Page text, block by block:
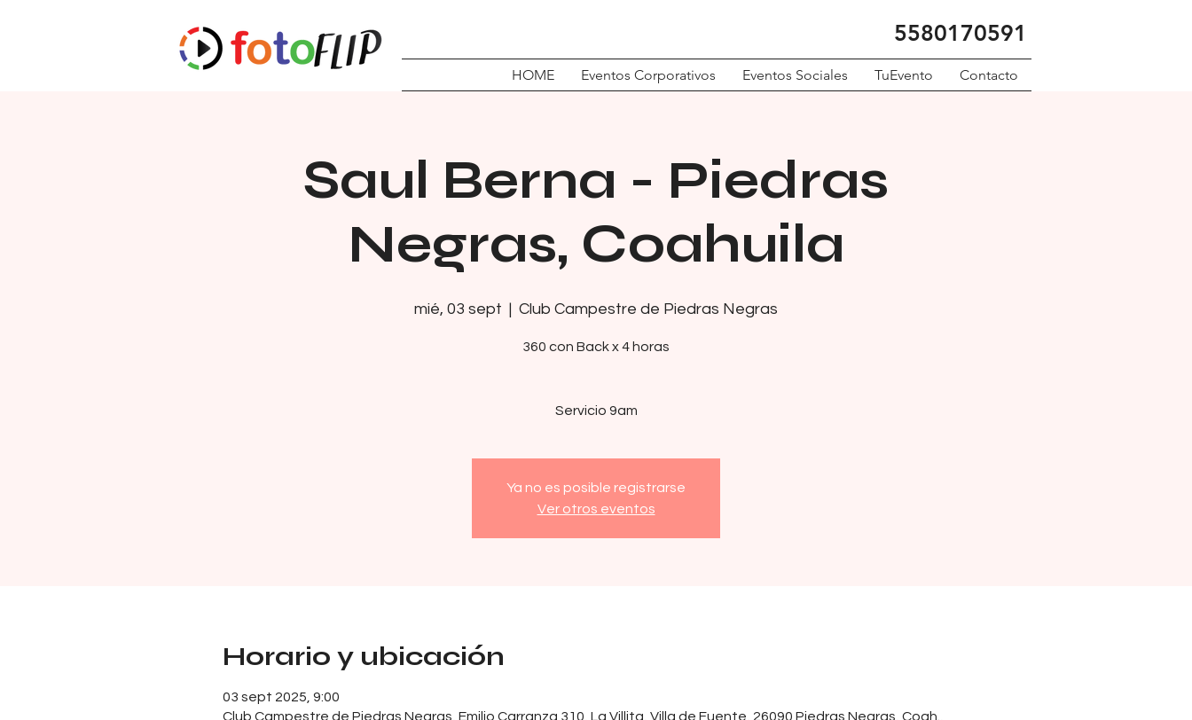
5580170591
HOME Eventos Corporativos Eventos Sociales TuEvento Contacto
Saul Berna - Piedras
Negras, Coahuila
mié, 03 sept
  |
Club Campestre de Piedras Negras
360 con Back x 4 horas
Servicio 9am
Ya no es posible registrarse
Ver otros eventos
Horario y ubicación
03 sept 2025, 9:00
Club Campestre de Piedras Negras, Emilio Carranza 310, La Villita, Villa de Fuente, 26090 Piedras Negras, Coah.,